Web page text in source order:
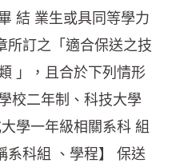
結 業生或具同等學力
所訂之「適合保送之技
」，且合於下列情形
校二年制、科技大學
學一年級相關系科 組
系科組 、學程】 保送